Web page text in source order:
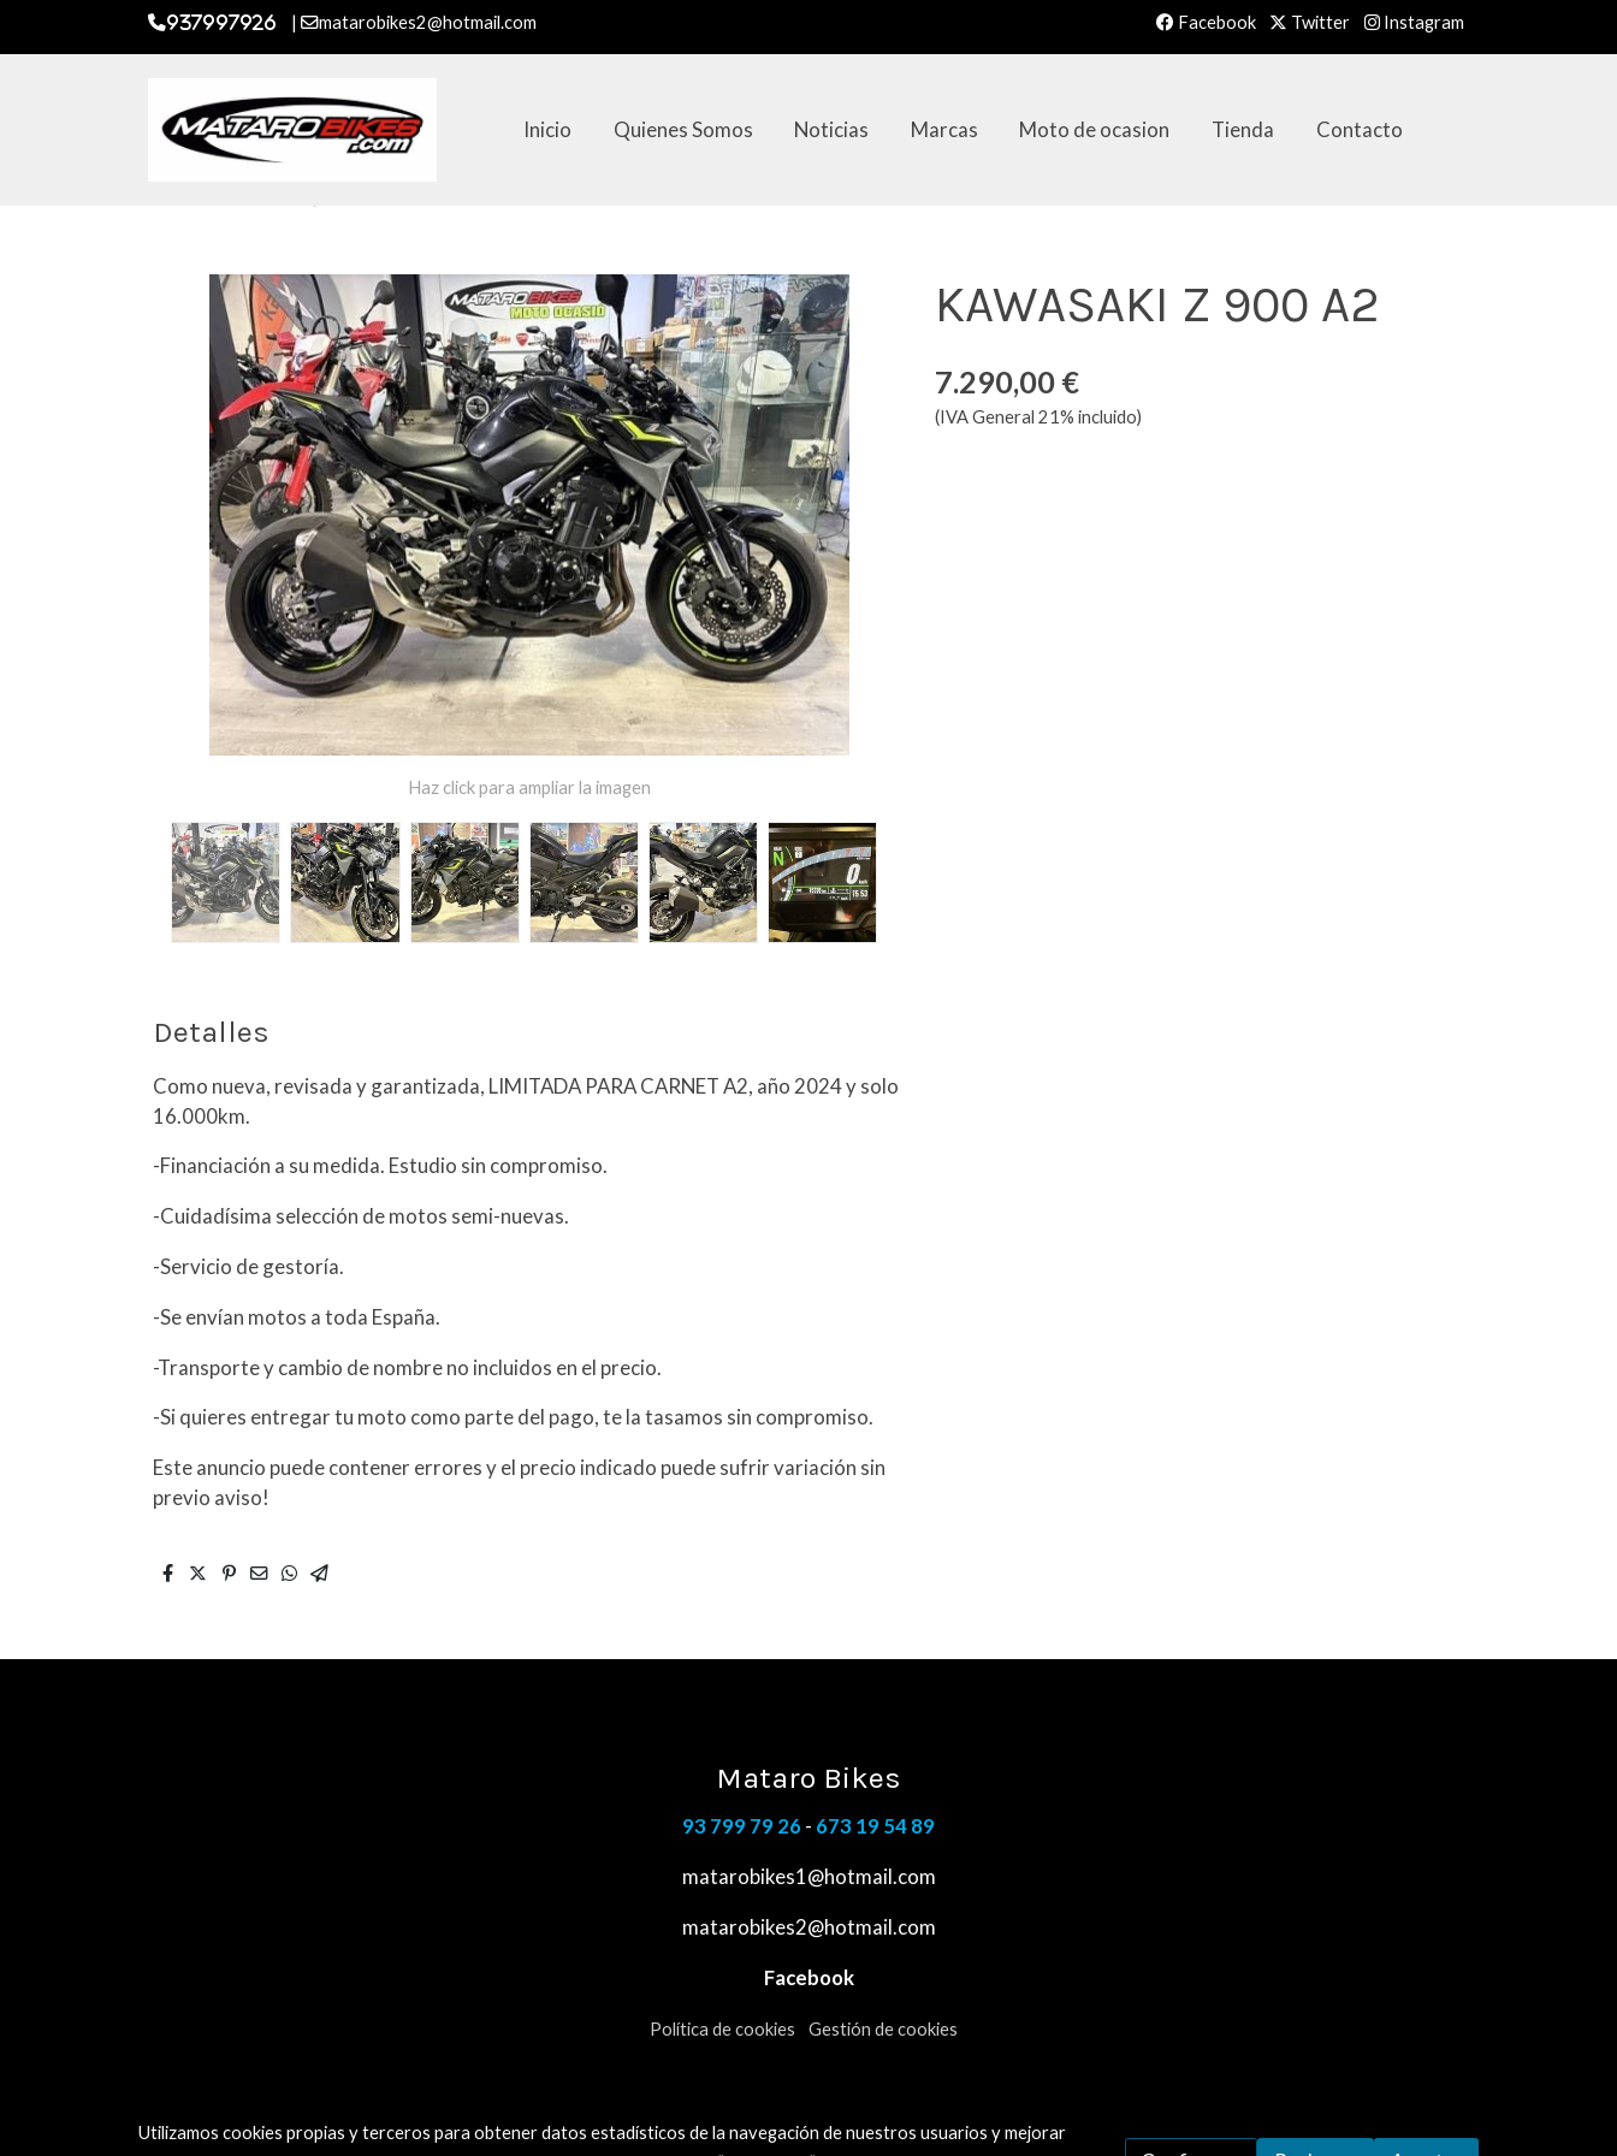
937997926 | matarobikes2@hotmail.com Facebook Twitter Instagram
Inicio Quienes Somos Noticias Marcas Moto de ocasion Tienda Contacto
Haz click para ampliar la imagen
Detalles
Como nueva, revisada y garantizada, LIMITADA PARA CARNET A2, año 2024 y solo
16.000km.
-Financiación a su medida. Estudio sin compromiso.
-Cuidadísima selección de motos semi-nuevas.
-Servicio de gestoría.
-Se envían motos a toda España.
-Transporte y cambio de nombre no incluidos en el precio.
-Si quieres entregar tu moto como parte del pago, te la tasamos sin compromiso.
Este anuncio puede contener errores y el precio indicado puede sufrir variación sin
previo aviso!
KAWASAKI Z 900 A2
7.290,00 €
(IVA General 21% incluido)
Mataro Bikes
93 799 79 26- 673 19 54 89
matarobikes1@hotmail.com
matarobikes2@hotmail.com
Facebook
Política de cookies Gestión de cookies
Utilizamos cookies propias y terceros para obtener datos estadísticos de la navegación de nuestros usuarios y mejorar